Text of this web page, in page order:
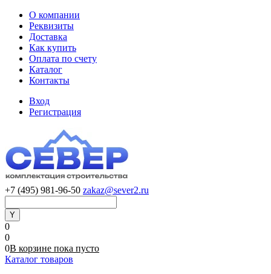
О компании
Реквизиты
Доставка
Как купить
Оплата по счету
Каталог
Контакты
Вход
Регистрация
+7 (495) 981-96-50 zakaz@sever2.ru
0
0
0В корзине пока пусто
Каталог товаров